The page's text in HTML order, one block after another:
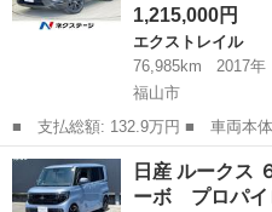
1,215,000円
エクストレイル
76,985km
2017年
福山市
■ 支払総額: 132.9万円 ■ 車両本体価格： 1,215,000 円 ■ メーカ
ー名： 日産 ■ 車種名： エクス
Ｘ エクストリーマーＸ 全周囲
車 デジ...
広島 福山市 エクストレイル
日産 ルークス
ーボ プロパ